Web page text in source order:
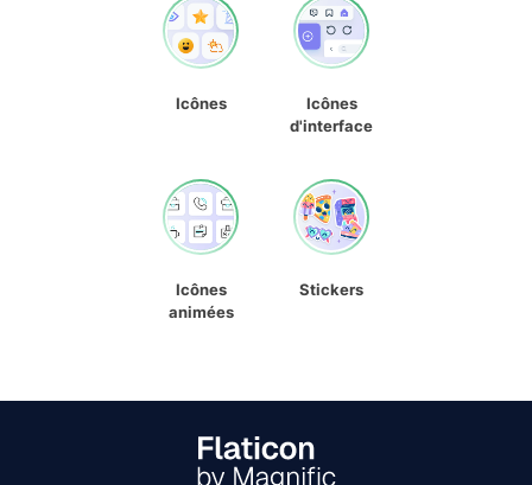
Icônes
Icônes
d'interface
Icônes
animées
Stickers